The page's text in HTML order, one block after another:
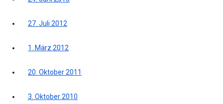
27. Juli 2012
1. März 2012
20. Oktober 2011
3. Oktober 2010